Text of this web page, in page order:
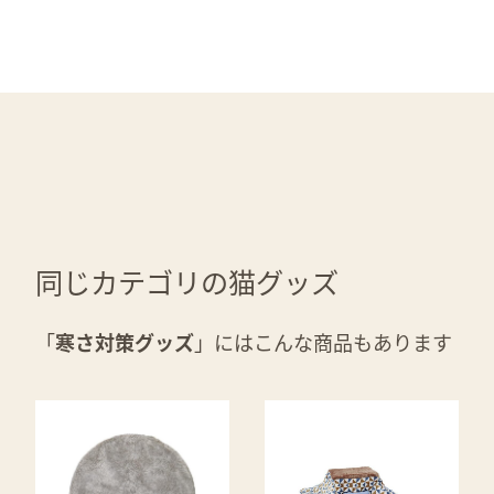
同じカテゴリの猫グッズ
「寒さ対策グッズ」にはこんな商品もあります